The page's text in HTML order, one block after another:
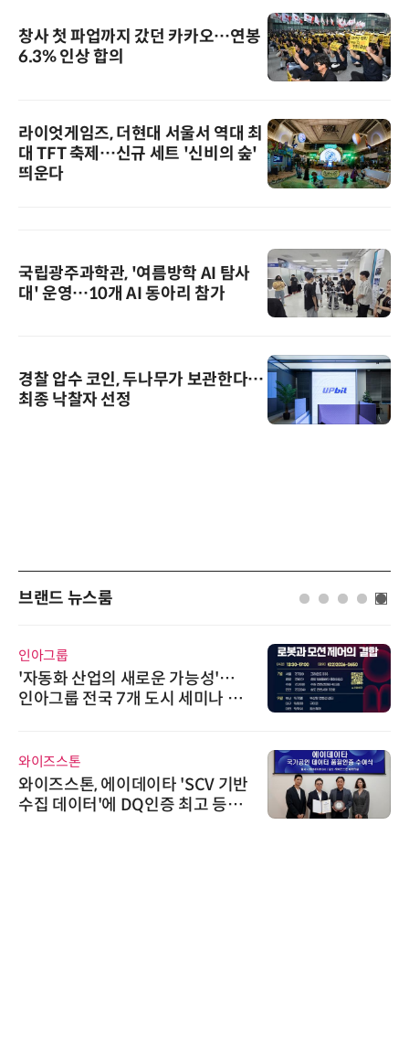
창사 첫 파업까지 갔던 카카오…연봉
6.3% 인상 합의
라이엇게임즈, 더현대 서울서 역대 최
대 TFT 축제…신규 세트 '신비의 숲'
띄운다
국립광주과학관, '여름방학 AI 탐사
대' 운영…10개 AI 동아리 참가
경찰 압수 코인, 두나무가 보관한다…
최종 낙찰자 선정
브랜드 뉴스룸
인아그룹
'자동화 산업의 새로운 가능성'…
인아그룹 전국 7개 도시 세미나 페
와이즈스톤
와이즈스톤, 에이데이타 'SCV 기반
수집 데이터'에 DQ인증 최고 등급